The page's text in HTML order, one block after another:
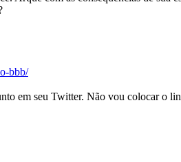
bbb/
em seu Twitter. Não vou colocar o